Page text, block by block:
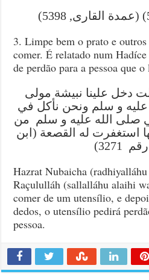
3. Limpe bem o prato e
comer. É relatado num
de perdão para a pessoa que
دخل علينا نبيشة مولى
و سلم ونحن نأكل في
صلى الله عليه و سلم من
له القصعة (ابن
3271)
Hazrat Nubaicha (radhiyalláhu
Raçululláh (sallalláhu alaihi
comer de um utensílio, e
dedos, o utensílio pedirá
pessoa.